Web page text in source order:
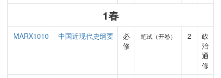
1春
MARX1010 中国近现代史纲要
必
修
笔试（开卷） 2
政
治
通
修